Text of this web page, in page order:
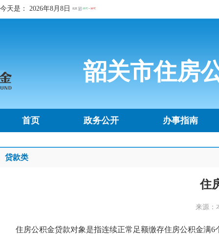
今天是： 2026年8月8日
韶关市住房
首页 政务公开 办事指南
贷款类
住
来源：
住房公积金贷款对象是指连续正常足额缴存住房公积金满6